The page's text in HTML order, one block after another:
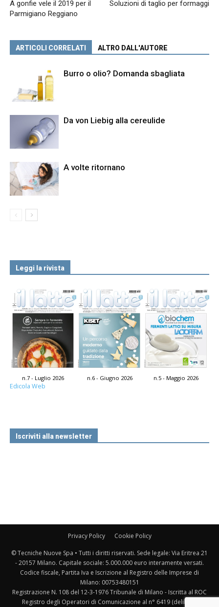
A gonfie vele il 2019 per il
Parmigiano Reggiano
Soluzioni di taglio per formaggi
ARTICOLI CORRELATI ALTRO DALL'AUTORE
Burro o olio? Domanda sbagliata
Da von Liebig alla cereulide
A volte ritornano
Leggi la rivista
n.7 - Luglio 2026 n.6 - Giugno 2026 n.5 - Maggio 2026
Edicola Web
Iscriviti alla newsletter
Privacy Policy Cookie Policy
© Tecniche Nuove Spa • Tutti i diritti riservati. Sede legale: Via Eritrea 21
- 20157 Milano. Capitale sociale: 5.000.000 euro interamente versati.
Codice fiscale, Partita Iva e Iscrizione al Registro delle Imprese di
Milano: 00753480151
Registrazione N. 108 del 12-3-1976 Tribunale di Milano - Iscritta al ROC
Registro degli Operatori di Comunicazione al n° 6419 (delibera